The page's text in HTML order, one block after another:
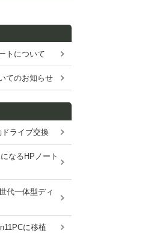
トについて
てのお知らせ
ライブ交換
なるHPノート
代一体型ディ
に移植